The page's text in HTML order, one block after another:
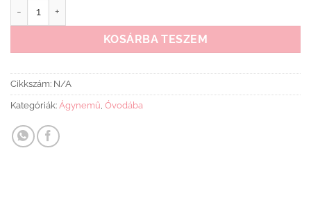
KOSÁRBA TESZEM
Cikkszám: N/A
Kategóriák: Ágynemű Óvodába